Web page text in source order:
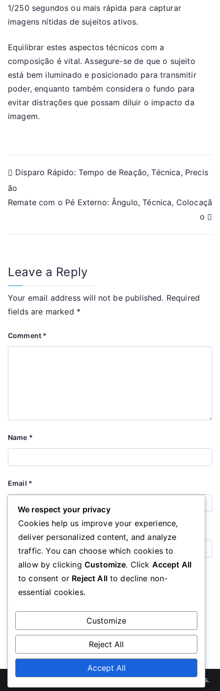
1/250 segundos ou mais rápida para capturar
imagens nítidas de sujeitos ativos.
Equilibrar estes aspectos técnicos com a
composição é vital. Assegure-se de que o sujeito
está bem iluminado e posicionado para transmitir
poder, enquanto também considera o fundo para
evitar distrações que possam diluir o impacto da
imagem.
Post
navigation
Disparo Rápido: Tempo de Reação, Técnica, Precis
ão
Remate com o Pé Externo: Ângulo, Técnica, Colocaçã
o
Leave a Reply
Your email address will not be published. Required
fields are marked *
Comment *
Name *
Email *
Website
Save my name, email, and website in this browser for the
next time I comment.
Copyright © 2026loff.pt. Powered byZakraandWordPress.
We respect your privacy
Cookies help us improve your experience,
deliver personalized content, and analyze
traffic. You can choose which cookies to
allow by clicking Customize. Click Accept All
to consent or Reject Allto decline non-
essential cookies.
Customize
Reject All
Accept All